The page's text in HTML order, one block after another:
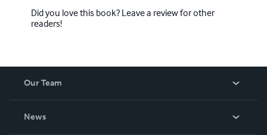
Did you love this book? Leave a review for other
readers!
Our Team
News